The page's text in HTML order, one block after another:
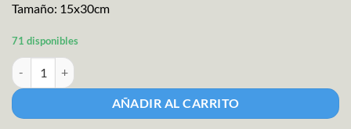
Tamaño: 15x30cm
71 disponibles
Bota Fieltro cantidad
AÑADIR AL CARRITO